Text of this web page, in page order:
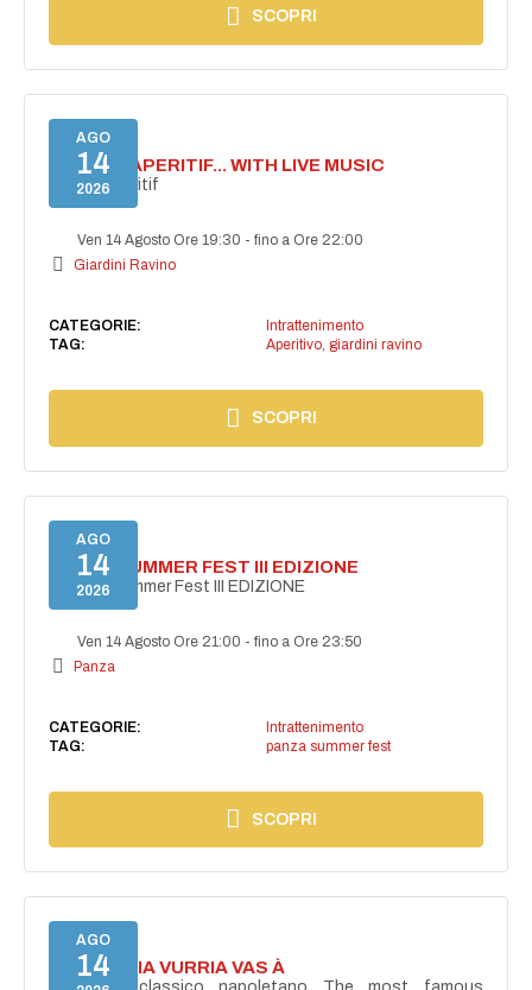
SCOPRI
AGO
14
2026
SECRET APERITIF... WITH LIVE MUSIC
Secret aperitif
Ven 14 Agosto Ore 19:30 -fino a Ore 22:00
Giardini Ravino
CATEGORIE:
Intrattenimento
TAG:
Aperitivo, giardini ravino
SCOPRI
AGO
14
2026
PANZA SUMMER FEST III EDIZIONE
PANZA Summer Fest III EDIZIONE
Ven 14 Agosto Ore 21:00 -fino a Ore 23:50
Panza
CATEGORIE:
Intrattenimento
TAG:
panza summer fest
SCOPRI
AGO
14
I'TE VURRIA VURRIA VAS À